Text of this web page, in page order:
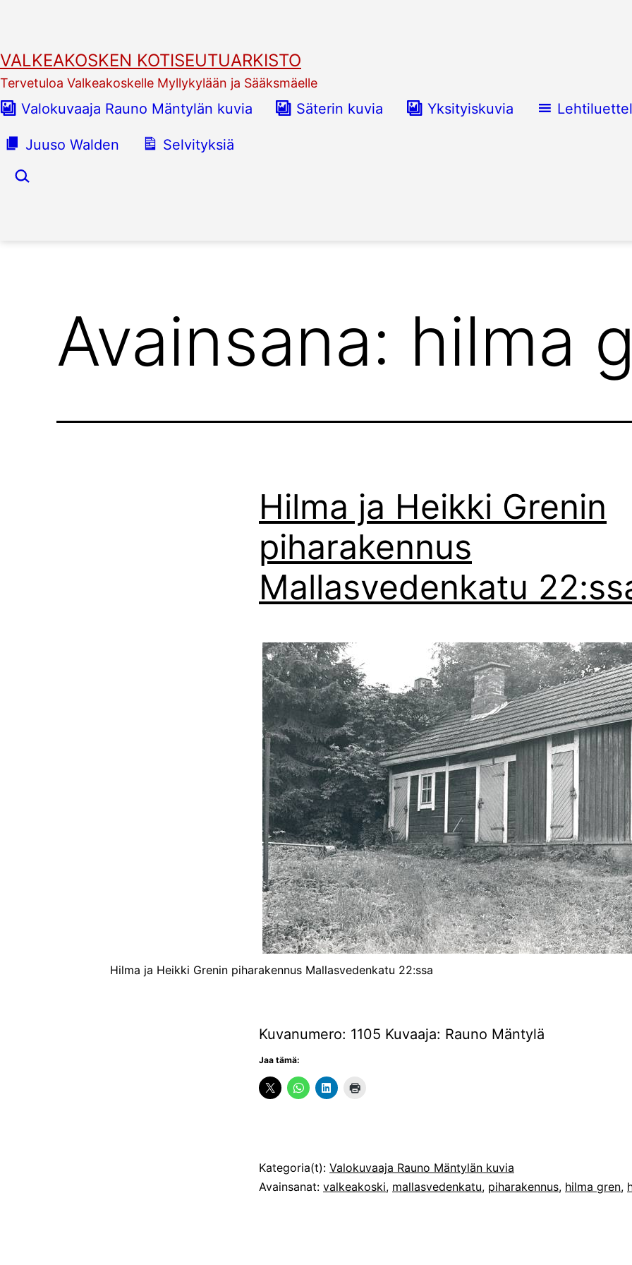
VALKEAKOSKEN KOTISEUTUARKISTO
Tervetuloa Valkeakoskelle Myllykylään ja Sääksmäelle
Valokuvaaja Rauno Mäntylän kuvia Säterin kuvia Yksityiskuvia
Juuso Walden Selvityksiä
Hae…
Avainsana: hilma
Hilma ja Heikki Grenin
piharakennus
Mallasvedenkatu
Hilma ja Heikki Grenin piharakennus Mallasvedenkatu 22:ssa
Kuvanumero: 1105 Kuvaaja: Rauno Mäntylä
Jaa tämä:
Julkaistu
Kategoria(t): Valokuvaaja Rauno Mäntylän kuvia
Avainsanat: valkeakoski, mallasvedenkatu, piharakennus, hilma gren,